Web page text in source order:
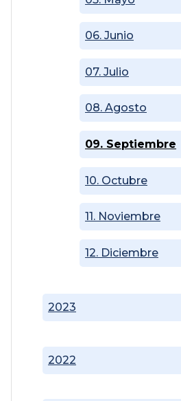
2022
2023
06. Junio
07. Julio
08. Agosto
09. Septiembre
10. Octubre
11. Noviembre
12. Diciembre